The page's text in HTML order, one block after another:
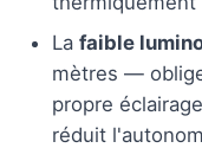
La faible
mètres —
propre
réduit